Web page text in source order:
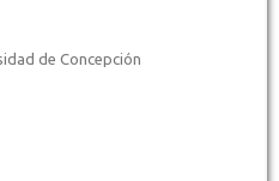
de Concepción